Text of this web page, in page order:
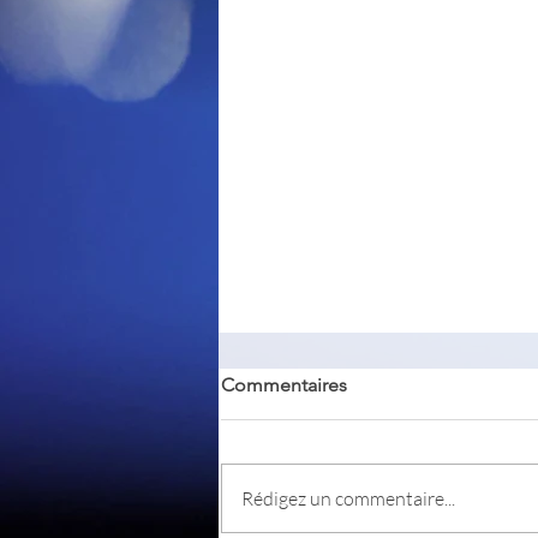
Homedale
Commentaires
Rédigez un commentaire...